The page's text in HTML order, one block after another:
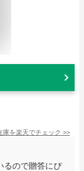
庫を楽天でチェック >>
るので贈答にぴ